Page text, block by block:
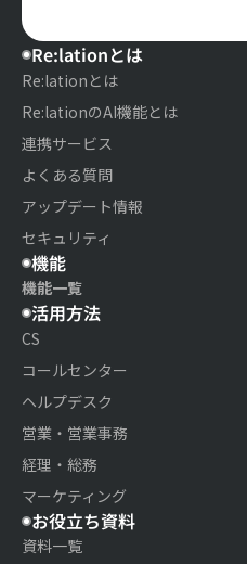
Re:lationとは
Re:lationとは
Re:lationのAI機能とは
連携サービス
よくある質問
アップデート情報
セキュリティ
機能
機能一覧
活用方法
CS
コールセンター
ヘルプデスク
営業・営業事務
経理・総務
マーケティング
お役立ち資料
資料一覧